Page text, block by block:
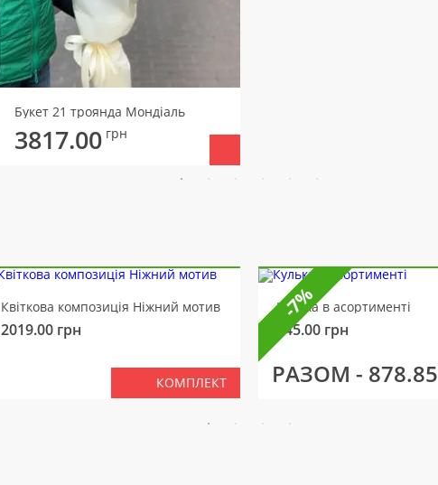
Букет 21 троянда Мондіаль
3817.00 грн
Квіткова композиція Ніжний мотив
2019.00 грн
КОМПЛЕКТ
Кулька в асортименті
145.00 грн
РАЗОМ - 878.85
-7%